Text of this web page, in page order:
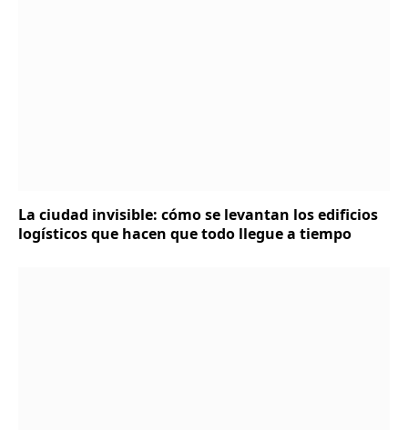
La ciudad invisible: cómo se levantan los edificios
logísticos que hacen que todo llegue a tiempo